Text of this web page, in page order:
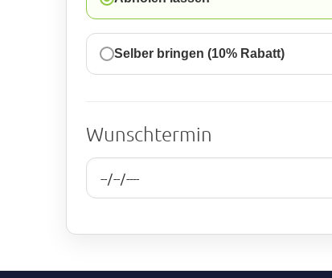
Selber bringen (10% Rabatt)
Wunschtermin